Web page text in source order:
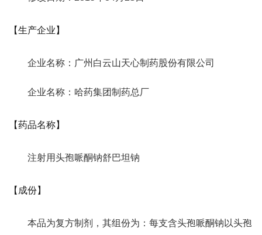
【生产企业】
企业名称：广州白云山天心制药股份有限公司
企业名称：哈药集团制药总厂
【药品名称】
注射用头孢哌酮钠舒巴坦钠
【成份】
本品为复方制剂，其组份为：每支含头孢哌酮钠以头孢